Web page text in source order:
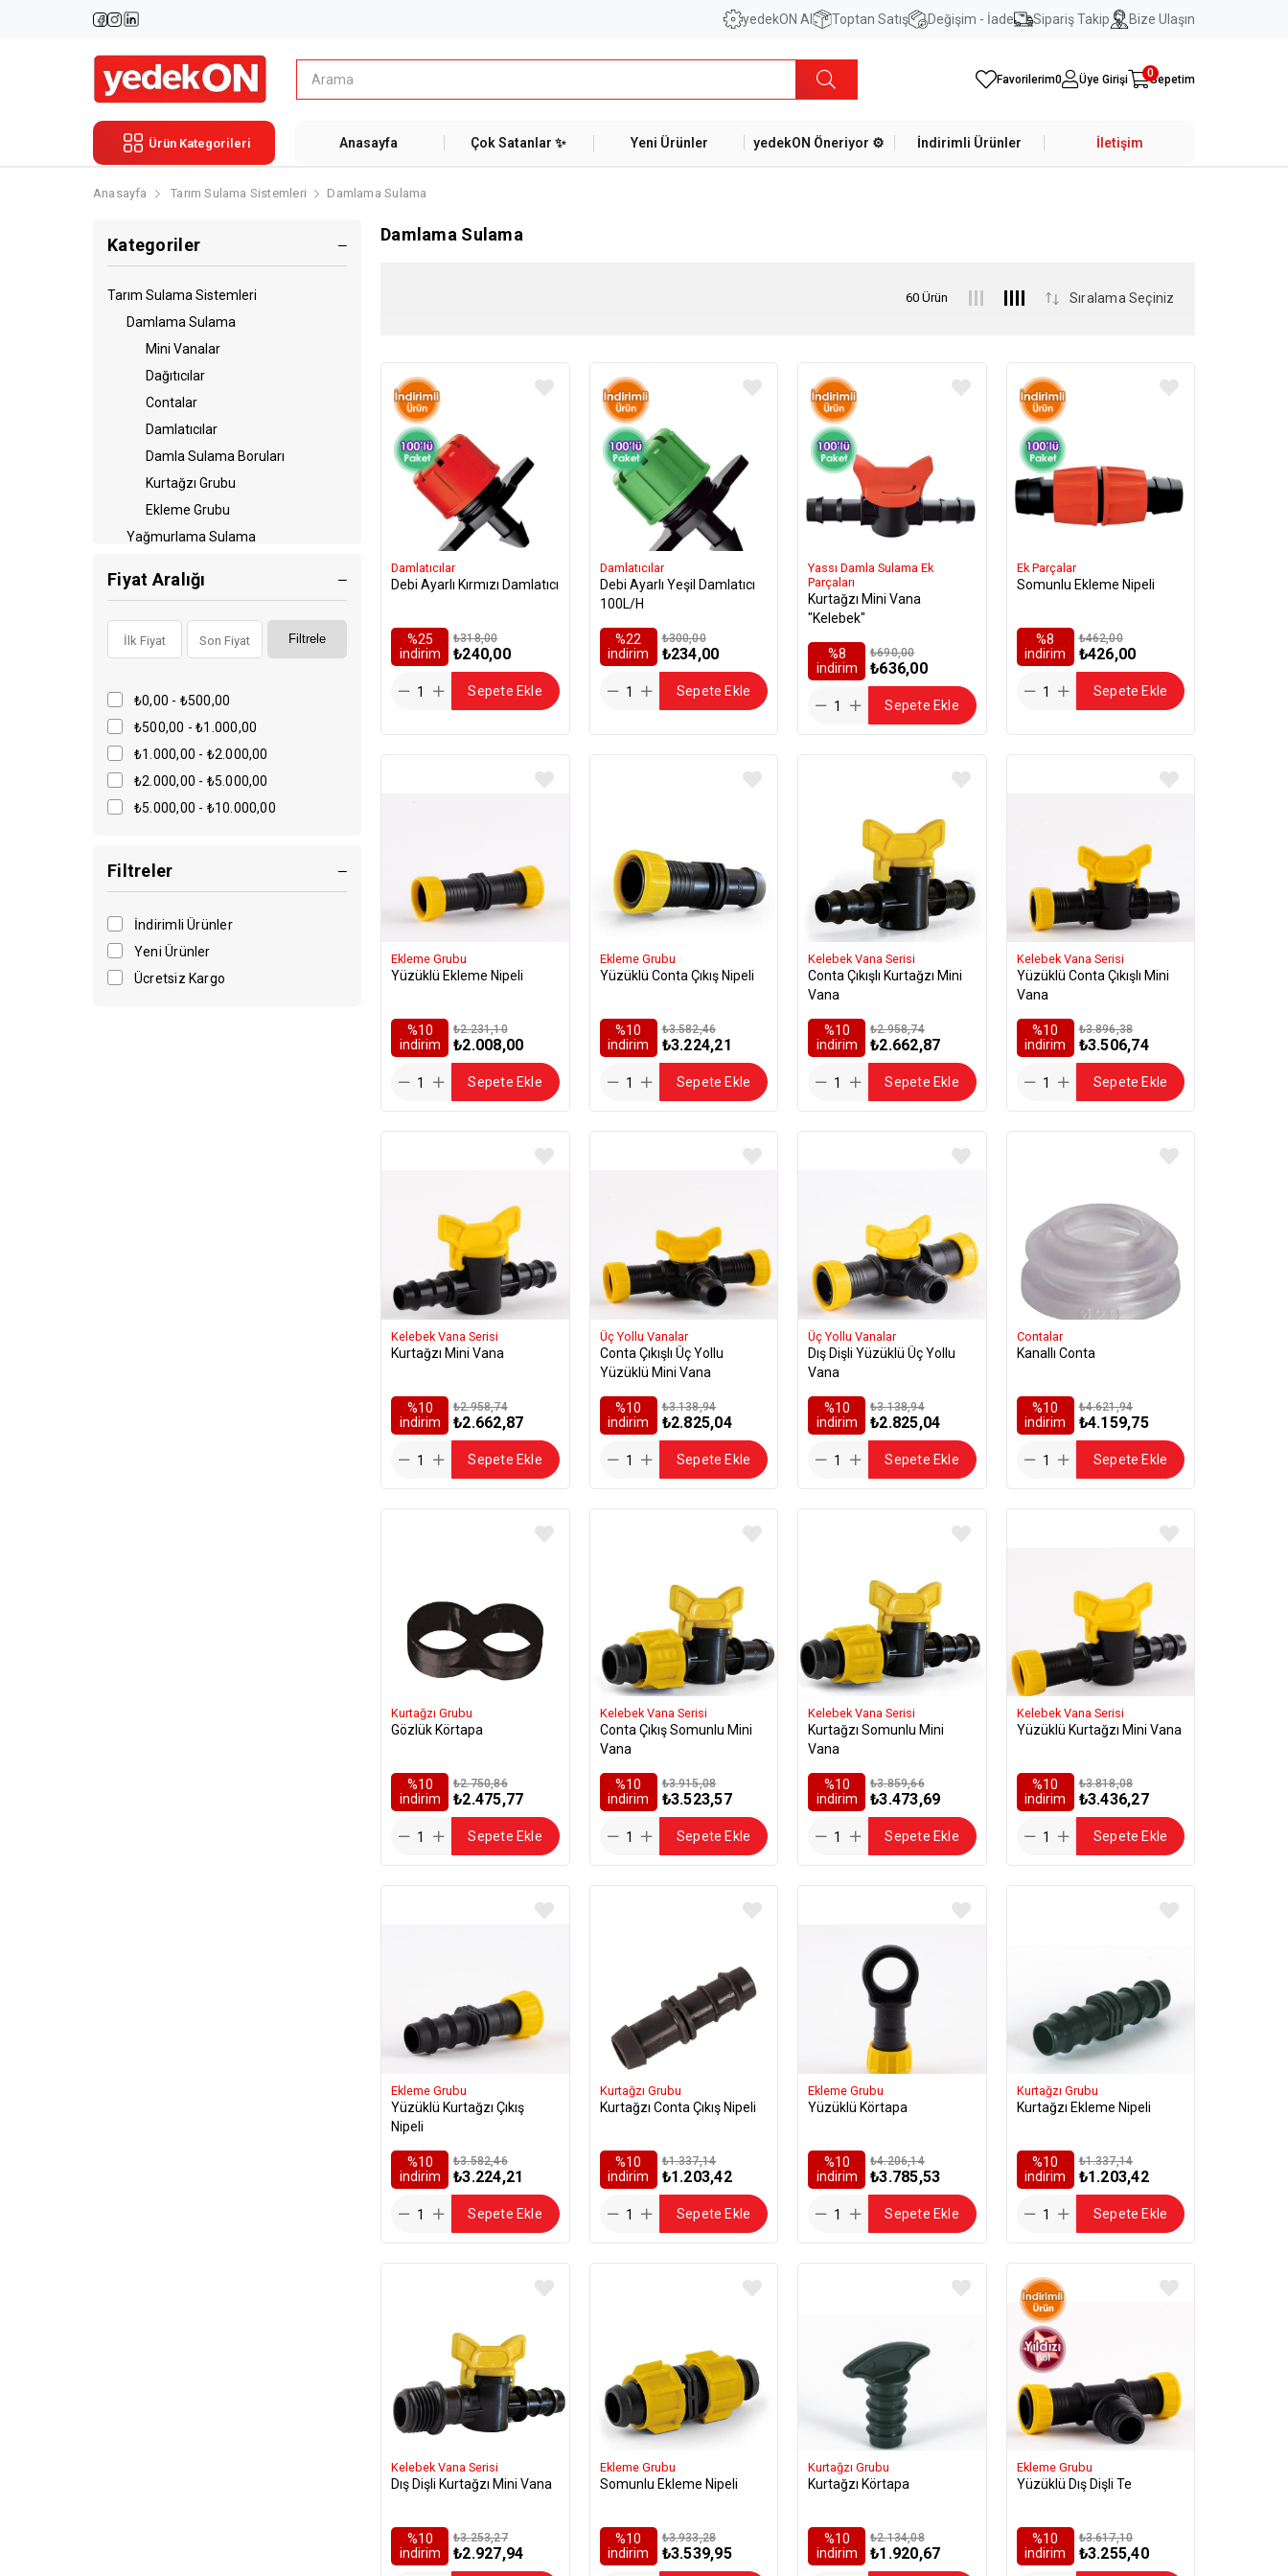
yedekON AI Toptan Satış Değişim - İade Sipariş Takip Bize Ulaşın
Favorilerim0 Üye Girişi Sepetim
0
Ürün Kategorileri Anasayfa Çok Satanlar ✨ Yeni Ürünler yedekON Öneriyor ⚙️ İndirimli Ürünler İletişim
Anasayfa Tarım Sulama Sistemleri Damlama Sulama
Kategoriler
Tarım Sulama Sistemleri
Damlama Sulama
Mini Vanalar
Dağıtıcılar
Contalar
Damlatıcılar
Damla Sulama Boruları
Kurtağzı Grubu
Ekleme Grubu
Yağmurlama Sulama
Fiyat Aralığı
Filtrele
₺0,00 - ₺500,00
₺500,00 - ₺1.000,00
₺1.000,00 - ₺2.000,00
₺2.000,00 - ₺5.000,00
₺5.000,00 - ₺10.000,00
Filtreler
İndirimli Ürünler
Yeni Ürünler
Ücretsiz Kargo
Damlama Sulama
60 Ürün
Damlatıcılar
Debi Ayarlı Kırmızı Damlatıcı
%25
i̇ndirim
₺240,00
₺318,00
Sepete Ekle
Damlatıcılar
Debi Ayarlı Yeşil Damlatıcı
100L/H
%22
i̇ndirim
₺234,00
₺300,00
Sepete Ekle
Yassı Damla Sulama Ek
Parçaları
Kurtağzı Mini Vana
"Kelebek"
%8
i̇ndirim
₺636,00
₺690,00
Sepete Ekle
Ek Parçalar
Somunlu Ekleme Nipeli
%8
i̇ndirim
₺426,00
₺462,00
Sepete Ekle
Ekleme Grubu
Yüzüklü Ekleme Nipeli
%10
i̇ndirim
₺2.008,00
₺2.231,10
Sepete Ekle
Ekleme Grubu
Yüzüklü Conta Çıkış Nipeli
%10
i̇ndirim
₺3.224,21
₺3.582,46
Sepete Ekle
Kelebek Vana Serisi
Conta Çıkışlı Kurtağzı Mini
Vana
%10
i̇ndirim
₺2.662,87
₺2.958,74
Sepete Ekle
Kelebek Vana Serisi
Yüzüklü Conta Çıkışlı Mini
Vana
%10
i̇ndirim
₺3.506,74
₺3.896,38
Sepete Ekle
Kelebek Vana Serisi
Kurtağzı Mini Vana
%10
i̇ndirim
₺2.662,87
₺2.958,74
Sepete Ekle
Üç Yollu Vanalar
Conta Çıkışlı Üç Yollu
Yüzüklü Mini Vana
%10
i̇ndirim
₺2.825,04
₺3.138,94
Sepete Ekle
Üç Yollu Vanalar
Dış Dişli Yüzüklü Üç Yollu
Vana
%10
i̇ndirim
₺2.825,04
₺3.138,94
Sepete Ekle
Contalar
Kanallı Conta
%10
i̇ndirim
₺4.159,75
₺4.621,94
Sepete Ekle
Kurtağzı Grubu
Gözlük Körtapa
%10
i̇ndirim
₺2.475,77
₺2.750,86
Sepete Ekle
Kelebek Vana Serisi
Conta Çıkış Somunlu Mini
Vana
%10
i̇ndirim
₺3.523,57
₺3.915,08
Sepete Ekle
Kelebek Vana Serisi
Kurtağzı Somunlu Mini
Vana
%10
i̇ndirim
₺3.473,69
₺3.859,66
Sepete Ekle
Kelebek Vana Serisi
Yüzüklü Kurtağzı Mini Vana
%10
i̇ndirim
₺3.436,27
₺3.818,08
Sepete Ekle
Ekleme Grubu
Yüzüklü Kurtağzı Çıkış
Nipeli
%10
i̇ndirim
₺3.224,21
₺3.582,46
Sepete Ekle
Kurtağzı Grubu
Kurtağzı Conta Çıkış Nipeli
%10
i̇ndirim
₺1.203,42
₺1.337,14
Sepete Ekle
Ekleme Grubu
Yüzüklü Körtapa
%10
i̇ndirim
₺3.785,53
₺4.206,14
Sepete Ekle
Kurtağzı Grubu
Kurtağzı Ekleme Nipeli
%10
i̇ndirim
₺1.203,42
₺1.337,14
Sepete Ekle
Kelebek Vana Serisi
Dış Dişli Kurtağzı Mini Vana
%10
i̇ndirim
₺2.927,94
₺3.253,27
Ekleme Grubu
Somunlu Ekleme Nipeli
%10
i̇ndirim
₺3.539,95
₺3.933,28
Kurtağzı Grubu
Kurtağzı Körtapa
%10
i̇ndirim
₺1.920,67
₺2.134,08
Ekleme Grubu
Yüzüklü Dış Dişli Te
%10
i̇ndirim
₺3.255,40
₺3.617,10